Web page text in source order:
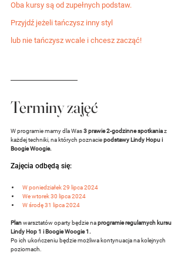
Oba kursy są od zupełnych podstaw.
Przyjdź jeżeli tańczysz inny styl
lub nie tańczysz wcale i chcesz zacząć!
Terminy zajęć
W programie mamy dla Was 3 prawie 2-godzinne spotkania z
każdej techniki, na których poznacie podstawy Lindy Hopu i
Boogie Woogie.
Zajęcia odbędą się:
W poniedziałek 29 lipca 2024
We wtorek 30 lipca 2024
W środę 31 lipca 2024
Plan warsztatów oparty będzie na programie regularnych kursu
Lindy Hop 1 i Boogie Woogie 1.
Po ich ukończeniu będzie możliwa kontynuacja na kolejnych
poziomach.